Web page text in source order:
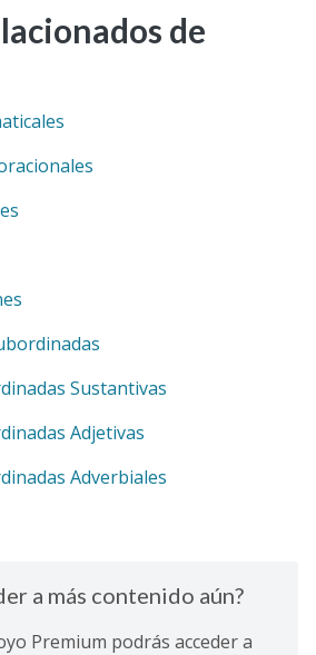
de
Sustantivas
Adjetivas
Adverbiales
a más contenido aún?
Premium podrás acceder a